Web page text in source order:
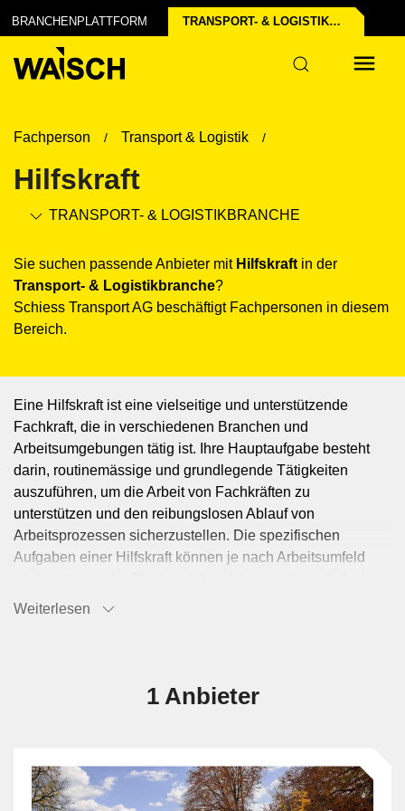
BRANCHENPLATTFORM TRANSPORT- & LOGISTIK­BRANCHE
Industrie
Fachperson Transport & Logistik
Hilfskraft
TRANSPORT- & LOGISTIK­BRANCHE
Sie suchen passende Anbieter mit Hilfskraftin der
Transport- & Logistik­branche?
Schiess Transport AG beschäftigt Fachpersonen in diesem
Bereich.
1 Anbieter
Eine Hilfskraft ist eine vielseitige und unterstützende
Fachkraft, die in verschiedenen Branchen und
Arbeitsumgebungen tätig ist. Ihre Hauptaufgabe besteht
darin, routinemässige und grundlegende Tätigkeiten
auszuführen, um die Arbeit von Fachkräften zu
unterstützen und den reibungslosen Ablauf von
Arbeitsprozessen sicherzustellen. Die spezifischen
Aufgaben einer Hilfskraft können je nach Arbeitsumfeld
oft administrative Tätigkeiten wie das Kopieren von
unterstützen Hilfskräfte bei einfachen handwerklichen
Hilfskräfte in der Küche, indem sie Gemüse schneiden,
Geschirr spülen, die Küche reinigen und einfache
Weiterlesen